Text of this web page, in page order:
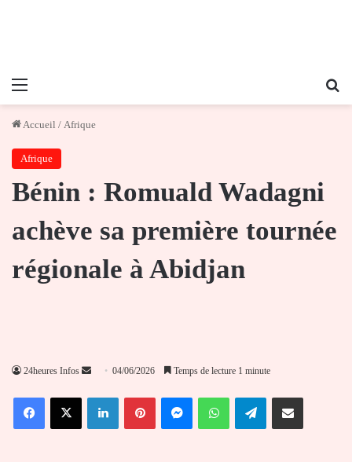
Menu
Accueil / Afrique
Afrique
Bénin : Romuald Wadagni
achève sa première tournée
régionale à Abidjan
24heures Infos
Envoyer
courriel
04/06/2026 Temps de lecture 1 minute
FacebookX LinkedinPinterestMessengerWhatsAppTelegramPartager par email